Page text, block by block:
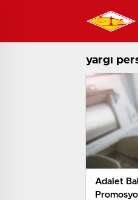
yargı
Adalet